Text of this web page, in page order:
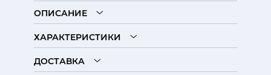
ОПИСАНИЕ
ХАРАКТЕРИСТИКИ
ДОСТАВКА